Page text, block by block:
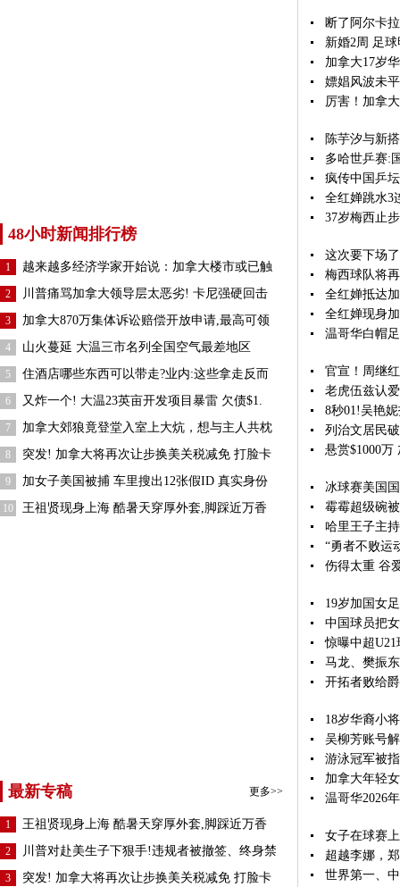
48小时新闻排行榜
1 越来越多经济学家开始说：加拿大楼市或已触
2 川普痛骂加拿大领导层太恶劣! 卡尼强硬回击
3 加拿大870万集体诉讼赔偿开放申请,最高可领
4 山火蔓延 大温三市名列全国空气最差地区
5 住酒店哪些东西可以带走?业内:这些拿走反而
6 又炸一个! 大温23英亩开发项目暴雷 欠债$1.
7 加拿大郊狼竟登堂入室上大炕，想与主人共枕
8 突发! 加拿大将再次让步换美关税减免 打脸卡
9 加女子美国被捕 车里搜出12张假ID 真实身份
10 王祖贤现身上海 酷暑天穿厚外套,脚踩近万香
最新专稿 更多>>
1 王祖贤现身上海 酷暑天穿厚外套,脚踩近万香
2 川普对赴美生子下狠手!违规者被撤签、终身禁
3 突发! 加拿大将再次让步换美关税减免 打脸卡
断了阿尔卡
新婚2周 足
加拿大17岁
嫖娼风波未
厉害！加拿
陈芋汐与新
多哈世乒赛:
疯传中国乒
全红婵跳水3
37岁梅西止
这次要下场
梅西球队将
全红婵抵达
全红婵现身
温哥华白帽
官宣！周继
老虎伍兹认
8秒01!吴艳
列治文居民
悬赏$1000万
冰球赛美国
霉霉超级碗
哈里王子主
“勇者不败运
伤得太重 谷
19岁加国女
中国球员把
惊曝中超
马龙、樊振
开拓者败给
18岁华裔小
吴柳芳账号
游泳冠军被
加拿大年轻
温哥华2026
女子在球赛
超越李娜，
世界第一、